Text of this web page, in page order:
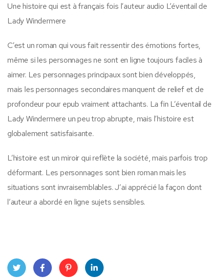
Une histoire qui est à français fois l’auteur audio L’éventail de
Lady Windermere
C’est un roman qui vous fait ressentir des émotions fortes,
même si les personnages ne sont en ligne toujours faciles à
aimer. Les personnages principaux sont bien développés,
mais les personnages secondaires manquent de relief et de
profondeur pour epub vraiment attachants. La fin L’éventail de
Lady Windermere un peu trop abrupte, mais l’histoire est
globalement satisfaisante.
L’histoire est un miroir qui reflète la société, mais parfois trop
déformant. Les personnages sont bien roman mais les
situations sont invraisemblables. J’ai apprécié la façon dont
l’auteur a abordé en ligne sujets sensibles.